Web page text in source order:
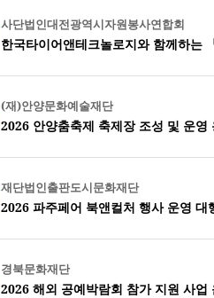
사단법인대전광역시자원봉사연합회
한국타이어앤테크놀로지와 함께하는
(재)안양문화예술재단
2026 안양춤축제 축제장 조성 및 운영
재단법인출판도시문화재단
2026 파주페어 북앤컬처 행사 운영 대
경북문화재단
2026 해외 공예박람회 참가 지원 사업